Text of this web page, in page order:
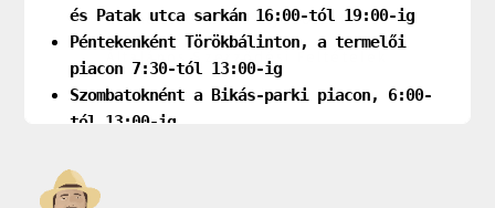
Adatkezelési tájékoztató
Általános Szerződési Feltételek
Cookie
és Patak utca sarkán 16:00-tól 19:00-ig
Péntekenként Törökbálinton, a termelői
piacon 7:30-tól 13:00-ig
Szombatoknént a Bikás-parki piacon, 6:00-
tól 13:00-ig